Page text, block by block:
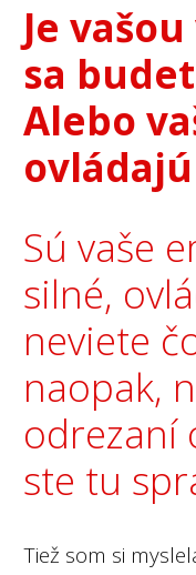
Je
sa
Alebo
Sú vaše
silné,
neviete
naopak,
odrezaní
ste tu
Tiež som si